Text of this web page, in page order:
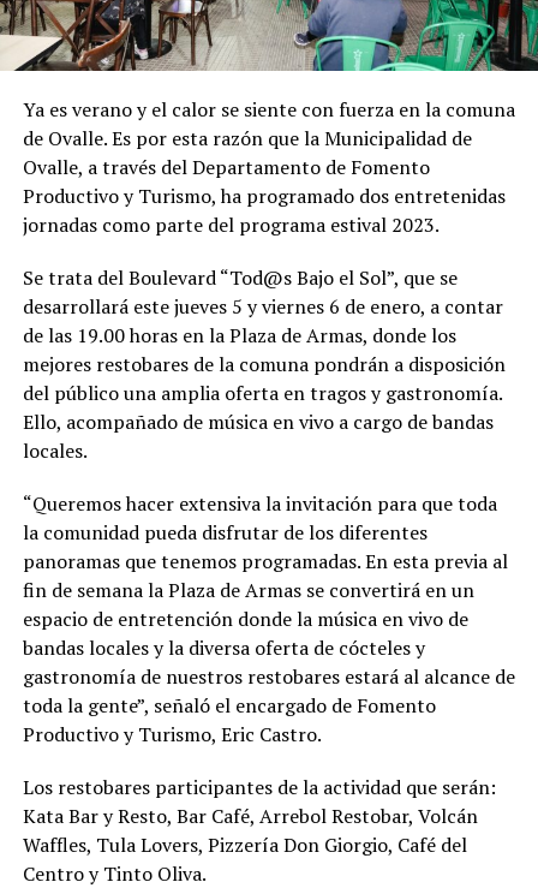
Ya es verano y el calor se siente con fuerza en la comuna
de Ovalle. Es por esta razón que la Municipalidad de
Ovalle, a través del Departamento de Fomento
Productivo y Turismo, ha programado dos entretenidas
jornadas como parte del programa estival 2023.
Se trata del Boulevard “Tod@s Bajo el Sol”, que se
desarrollará este jueves 5 y viernes 6 de enero, a contar
de las 19.00 horas en la Plaza de Armas, donde los
mejores restobares de la comuna pondrán a disposición
del público una amplia oferta en tragos y gastronomía.
Ello, acompañado de música en vivo a cargo de bandas
locales.
“Queremos hacer extensiva la invitación para que toda
la comunidad pueda disfrutar de los diferentes
panoramas que tenemos programadas. En esta previa al
fin de semana la Plaza de Armas se convertirá en un
espacio de entretención donde la música en vivo de
bandas locales y la diversa oferta de cócteles y
gastronomía de nuestros restobares estará al alcance de
toda la gente”, señaló el encargado de Fomento
Productivo y Turismo, Eric Castro.
Los restobares participantes de la actividad que serán:
Kata Bar y Resto, Bar Café, Arrebol Restobar, Volcán
Waffles, Tula Lovers, Pizzería Don Giorgio, Café del
Centro y Tinto Oliva.